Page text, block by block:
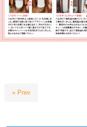
« Prev